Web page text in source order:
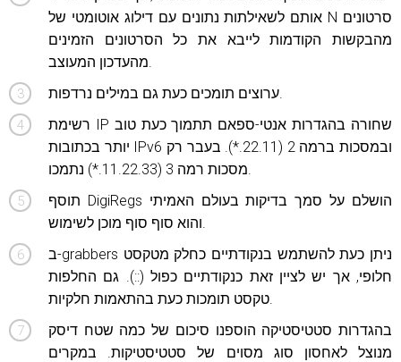
אותם לשאילתות נתונים עם דילוג אוטומטי של N סרטונים
מהבקשות הקודמות לייבא את כל הסרטונים הזמינים
מהעדכון המעוצב.
ערוצים תומכים כעת גם במילים נרדפות.
רשימת IP שחורה בהגדרות אנטי-ספאם תתמוך כעת טוב
יותר בכתובות IPv6 ובמסכות ברמה 2 (22.11.*). בעבר רק
מסכות רמה 3 (11.22.33.*) נתמכו.
תוסף DigiRegs הושלם על סמך בדיקות בעולם האמיתי
והוא סוף סוף מוכן לשימוש.
ב-grabbers ניתן כעת להשתמש בנקודתיים כחלק מטקסט
חלופי, אך יש לציין זאת כנקודתיים כפול (::). גם החלפות
טקסט תומכות כעת בהתאמות חלקיות.
בהגדרות סטטיסטיקה הוספנו סיכום של כמה שטח דיסק
מנוצל לאחסון סוג מסוים של סטטיסטיקות. במקרים